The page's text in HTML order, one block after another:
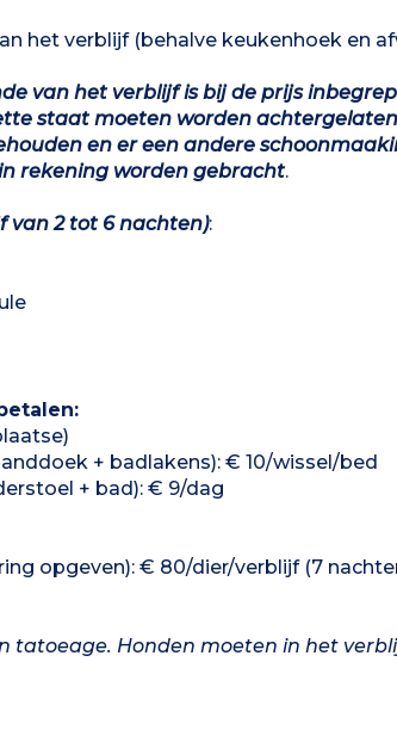
het verblijf (behalve keukenhoek en
van het verblijf is bij de prijs
staat moeten worden
en er een andere
rekening worden gebracht.
van 2 tot 6 nachten):
+ badlakens): € 10/wissel/bed
+ bad): € 9/dag
opgeven): € 80/dier/verblijf (7
Honden moeten in het